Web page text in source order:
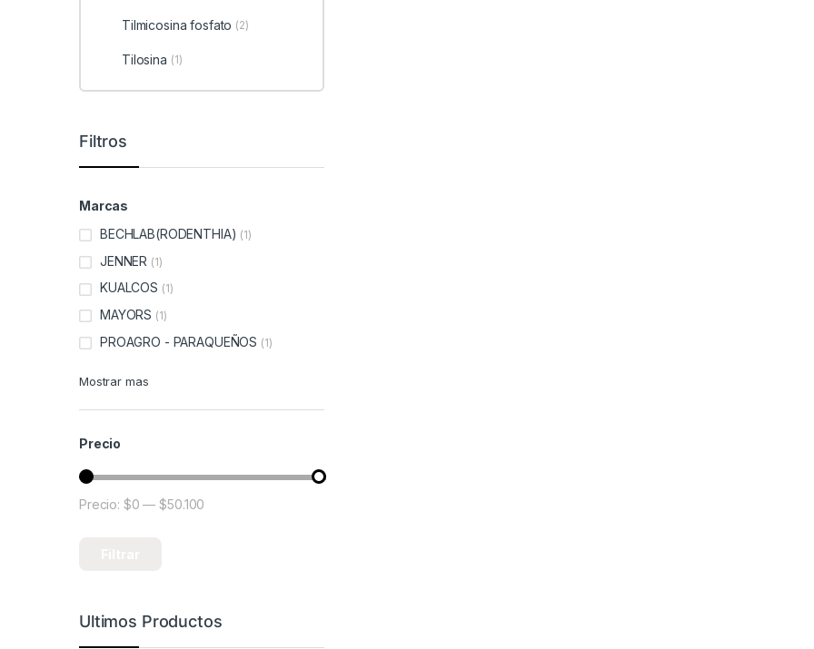
Tilmicosina fosfato (2)
Tilosina (1)
Filtros
Marcas
BECHLAB(RODENTHIA) (1)
JENNER (1)
KUALCOS (1)
MAYORS (1)
PROAGRO - PARAQUEÑOS (1)
Mostrar mas
Precio
Precio mínimo
Precio máximo
Precio: $0 —$50.100
Ultimos Productos